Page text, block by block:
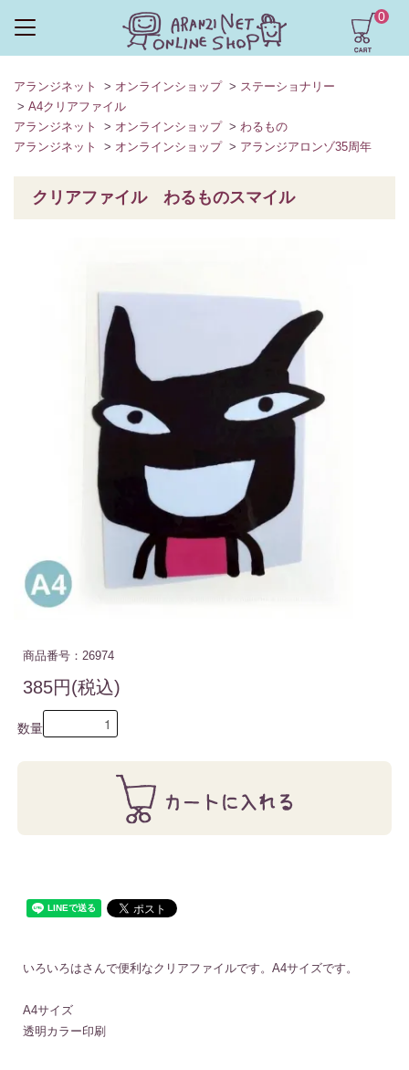
0
アランジネット > オンラインショップ > ステーショナリー
> A4クリアファイル
アランジネット
> オンラインショップ > わるもの
アランジネット
> オンラインショップ > アランジアロンゾ35周年
クリアファイル わるものスマイル
商品番号：26974
385円(税込)
数量
いろいろはさんで便利なクリアファイルです。A4サイズです。
A4サイズ
透明カラー印刷